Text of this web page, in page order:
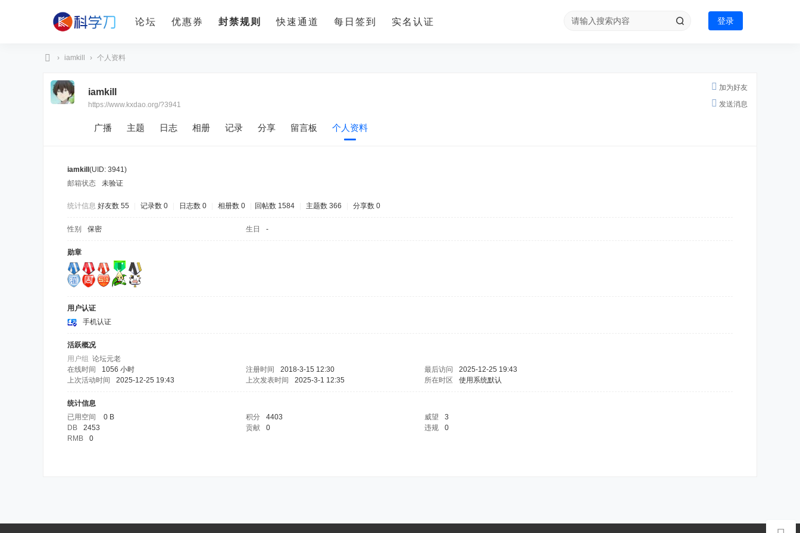
论坛 优惠券 封禁规则 快速通道 每日签到 实名认证 登录
学
› iamkill › 个人资料
加为好友
发送消息
iamkill
https://www.kxdao.org/?3941
广播 主题 日志 相册 记录 分享 留言板 个人资料
iamkill (UID: 3941)
邮箱状态
未验证
统计信息 好友数 55 记录数 0 日志数 0 相册数 0 回帖数 1584 主题数 366 分享数 0
性别 保密 生日 -
勋章
用户认证
手机认证
活跃概况
用户组 论坛元老
在线时间
1056 小时 注册时间 2018-3-15 12:30 最后访问
2025-12-25 19:43
上次活动时间
2025-12-25 19:43 上次发表时间 2025-3-1 12:35 所在时区 使用系统默认
统计信息
已用空间
0 B 积分 4403 威望
3
DB
2453 贡献 0 违规
0
RMB
0